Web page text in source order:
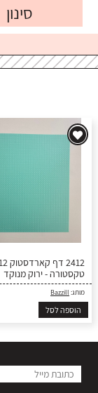
סינון
טקסטורה - ירוק מנוקד
מותג: Bazzill
הוספה לסל